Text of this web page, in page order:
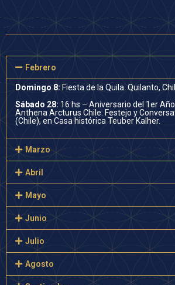
Febrero
Domingo 8: Fiesta de la Quila. Quilanto,
Sábado 28: 16 hs – Aniversario del 1er
Anthena Arcturus Chile. Festejo y
(Chile), en Casa histórica Teuber Kalher.
Marzo
Abril
Mayo
Junio
Julio
Agosto